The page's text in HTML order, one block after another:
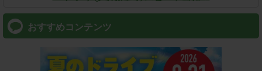
おすすめコンテンツ